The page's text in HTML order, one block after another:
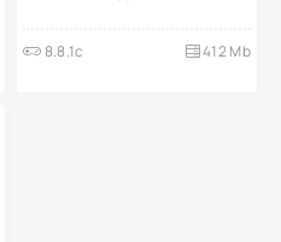
8.8.1c 412 Mb